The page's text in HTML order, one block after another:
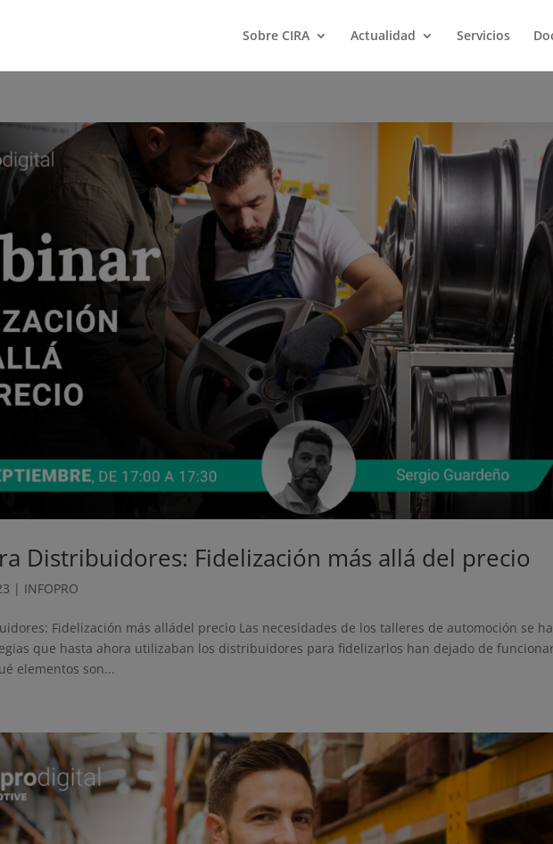
Sobre CIRA Actualidad Servicios
Distribuidores: Fidelización más allá del precio
| INFOPRO
Fidelización más alládel precio Las necesidades de los talleres de automoción se
que hasta ahora utilizaban los distribuidores para fidelizarlos han dejado de
elementos son...